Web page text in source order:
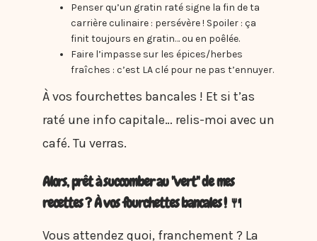
Penser qu’un gratin raté signe la fin de ta
carrière culinaire : persévère ! Spoiler : ça
finit toujours en gratin… ou en poêlée.
Faire l’impasse sur les épices/herbes
fraîches : c’est LA clé pour ne pas t’ennuyer.
À vos fourchettes bancales ! Et si t’as
raté une info capitale… relis-moi avec un
café. Tu verras.
Alors, prêt à succomber au "vert" de mes
recettes ? À vos fourchettes bancales ! 🍴
Vous attendez quoi, franchement ? La